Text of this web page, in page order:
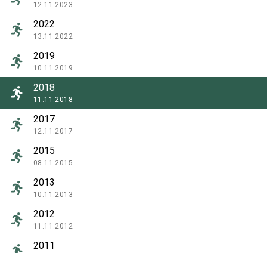
12.11.2023
2022
13.11.2022
2019
10.11.2019
2018
11.11.2018
2017
12.11.2017
2015
08.11.2015
2013
10.11.2013
2012
11.11.2012
2011